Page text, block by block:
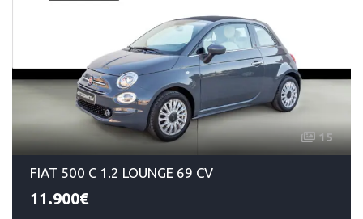
15
FIAT 500 C 1.2 LOUNGE 69 CV
11.900€